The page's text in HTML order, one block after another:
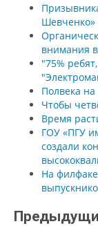
Шевченко»
внимания
"75%
Полвека
Чтобы
Время
ГОУ «ПГУ
создали
На